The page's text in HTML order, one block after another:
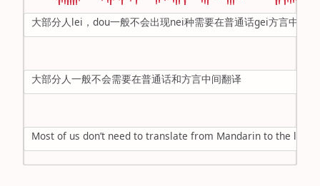
default
mandarin
english
大部分人lei，dou一般不会出现nei种需要在普通话gei方言中间
大部分人一般不会需要在普通话和方言中间翻译
Most of us don’t need to translate from Mandarin to the local